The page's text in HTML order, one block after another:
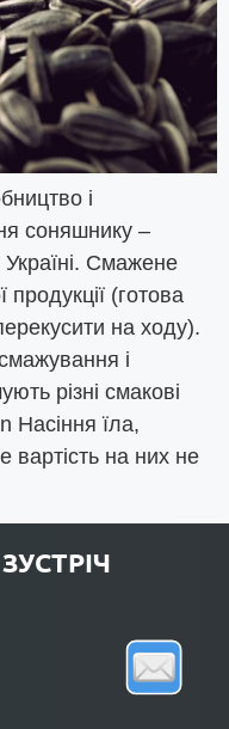
і
соняшнику –
Смажене
продукції (готова
на ходу).
і
різні смакові
Насіння їла,
на них не